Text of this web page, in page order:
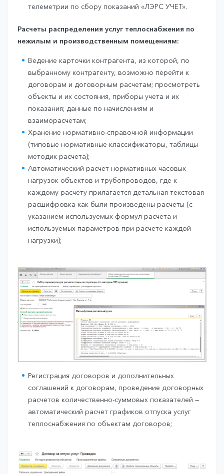
телеметрии по сбору показаний «ЛЭРС УЧЕТ».
Расчеты распределения услуг теплоснабжения по
нежилым и производственным помещениям:
Ведение карточки контрагента, из которой, по
выбранному контрагенту, возможно перейти к
договорам и договорным расчетам; просмотреть
объекты и их состояния, приборы учета и их
показания; данные по начислениям и
взаиморасчетам;
Хранение нормативно-справочной информации
(типовые нормативные классификаторы, таблицы
методик расчета);
Автоматический расчет нормативных часовых
нагрузок объектов и трубопроводов, где к
каждому расчету прилагается детальная текстовая
расшифровка как были произведены расчеты (с
указанием используемых формул расчета и
используемых параметров при расчете каждой
нагрузки);
Регистрация договоров и дополнительных
соглашений к договорам, проведение договорных
расчетов количественно-суммовых показателей —
автоматический расчет графиков отпуска услуг
теплоснабжения по объектам договоров;